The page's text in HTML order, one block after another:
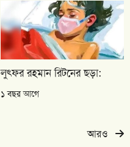
লুৎফর রহমান রিটনের ছড়া:
১ বছর আগে
আরও